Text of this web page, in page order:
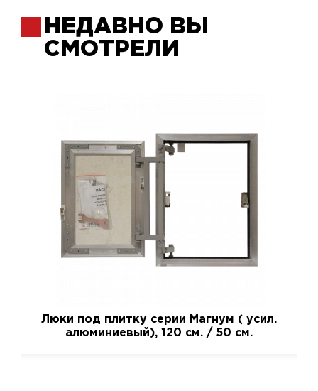
НЕДАВНО ВЫ
СМОТРЕЛИ
Люки под плитку серии Магнум ( усил.
алюминиевый), 120 см. / 50 см.